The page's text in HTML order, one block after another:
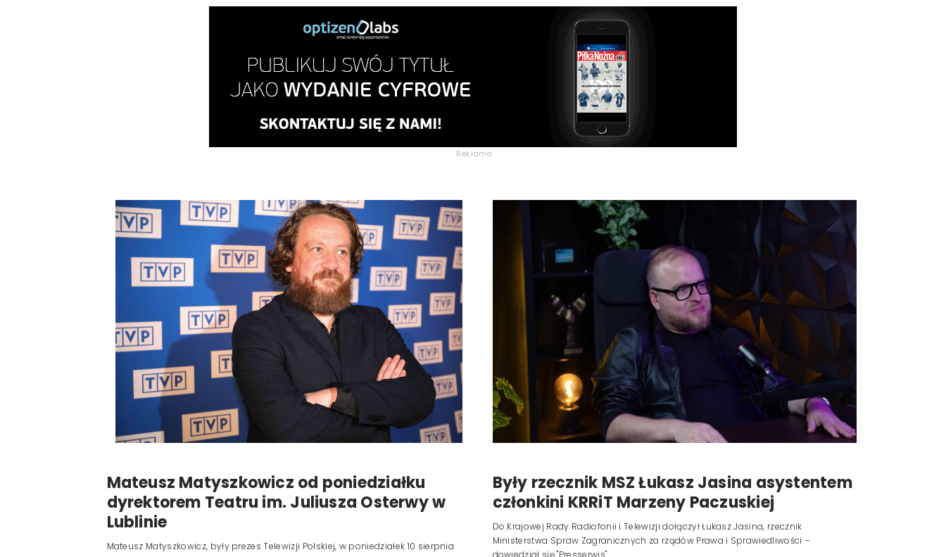
Reklama
Mateusz Matyszkowicz od poniedziałku
dyrektorem Teatru im. Juliusza Osterwy w
Lublinie
Mateusz Matyszkowicz, były prezes Telewizji Polskiej, w poniedziałek 10 sierpnia
Były rzecznik MSZ Łukasz Jasina asystentem
członkini KRRiT Marzeny Paczuskiej
Do Krajowej Rady Radiofonii i Telewizji dołączył Łukasz Jasina, rzecznik
Ministerstwa Spraw Zagranicznych za rządów Prawa i Sprawiedliwości –